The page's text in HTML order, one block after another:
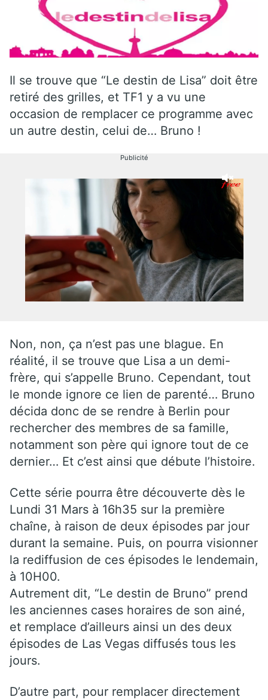
Il se trouve que “Le destin de Lisa” doit être
retiré des grilles, et TF1 y a vu une
occasion de remplacer ce programme avec
un autre destin, celui de… Bruno !
Publicité
Non, non, ça n’est pas une blague. En
réalité, il se trouve que Lisa a un demi-
frère, qui s’appelle Bruno. Cependant, tout
le monde ignore ce lien de parenté… Bruno
décida donc de se rendre à Berlin pour
rechercher des membres de sa famille,
notamment son père qui ignore tout de ce
dernier… Et c’est ainsi que débute l’histoire.
Cette série pourra être découverte dès le
Lundi 31 Mars à 16h35 sur la première
chaîne, à raison de deux épisodes par jour
durant la semaine. Puis, on pourra visionner
la rediffusion de ces épisodes le lendemain,
à 10H00.
Autrement dit, “Le destin de Bruno” prend
les anciennes cases horaires de son ainé,
et remplace d’ailleurs ainsi un des deux
épisodes de Las Vegas diffusés tous les
jours.
D’autre part, pour remplacer directement